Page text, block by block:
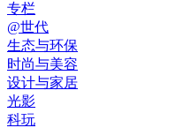
专栏
@世代
生态与环保
时尚与美容
设计与家居
光影
科玩